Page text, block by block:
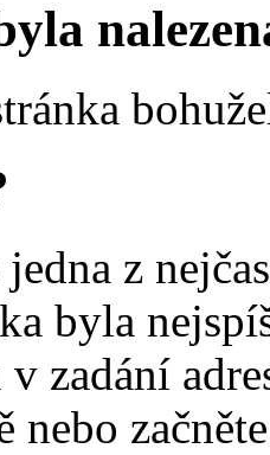
z
byla
zadání
nebo